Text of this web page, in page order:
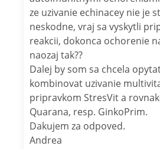
ze uzivanie echinacey nie je
neskodne, vraj sa vyskytli
reakcii, dokonca ochorenie
naozaj tak??
Dalej by som sa chcela
kombinovat uzivanie
pripravkom StresVit a
Quarana, resp. GinkoPrim.
Dakujem za odpoved.
Andrea